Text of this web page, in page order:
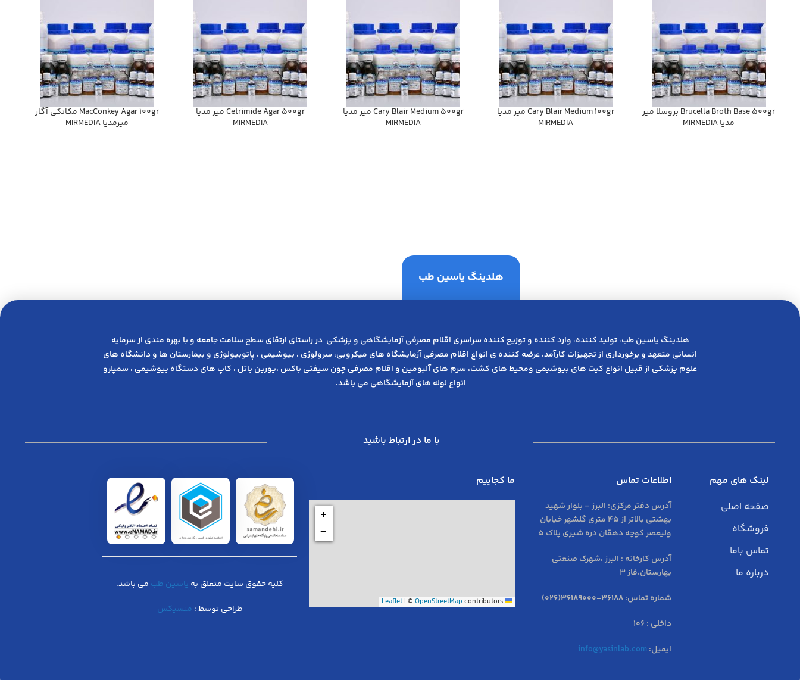
Brucella Broth Base 500gr بروسلا مير
مديا MIRMEDIA
Cary Blair Medium 100gr مير مديا
MIRMEDIA
Cary Blair Medium 500gr مير مديا
MIRMEDIA
Cetrimide Agar 500gr مير مديا
MIRMEDIA
MacConkey Agar 100gr مكانكي آگار
ميرمديا MIRMEDIA
هلدینگ یاسین طب
هلدینگ یاسین طب، تولید کننده، وارد کننده و توزیع کننده سراسری اقلام مصرفی آزمایشگاهی و پزشکی در راﺳﺘﺎی ارﺗﻘﺎی ﺳﻄﺢ ﺳﻼﻣﺖ ﺟﺎﻣﻌﻪ و ﺑﺎ ﺑﻬﺮه ﻣﻨﺪی از ﺳﺮﻣﺎﯾﻪ
انسانی متعهد و ﺑﺮﺧﻮرداری از ﺗﺠﻬﯿﺰات ﮐﺎرآﻣﺪ، عرضه کننده ی انواع اﻗﻼم مصرفی آزﻣﺎﯾﺸﮕﺎه های میکروبی، ﺳﺮوﻟﻮژی ، ﺑﯿﻮﺷﯿﻤﯽ ، پاتوبیولوژی و بیمارستان ها و دانشگاه های
علوم پزشکی از قبیل انواع کیت های بیوشیمی ومحیط های کشت، سرم های آلبومین و اقلام مصرفی چون سیفتی باکس ،یورین باتل ، کاپ های دستگاه بیوشیمی ، سمپلرو
انواع لوله های آزمایشگاهی می باشد.
با ما در ارتباط باشید
لینک های مهم
صفحه اصلی
فروشگاه
تماس باما
درباره ما
اطلاعات تماس
آدرس دفتر مرکزی: البرز – بلوار شهید
بهشتی بالاتر از 45 متری گلشهر خیابان
ولیعصر کوچه دهقان دره شیری پلاک 5
آدرس کارخانه : البرز ،شهرک صنعتی
بهارستان،فاز 3
شماره تماس:36188-36189000(026)
داخلی : 106
ایمیل: info@yasinlab.com
ما کجاییم
+
−
Leaflet
| © OpenStreetMap contributors
کلیه حقوق سایت متعلق به یاسین طب می باشد.
طراحی توسط : منسیکس